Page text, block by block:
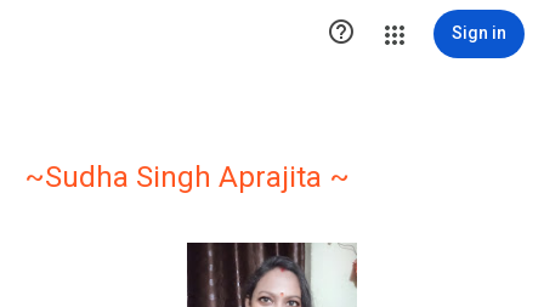
 Sign in
~Sudha Singh Aprajita ~